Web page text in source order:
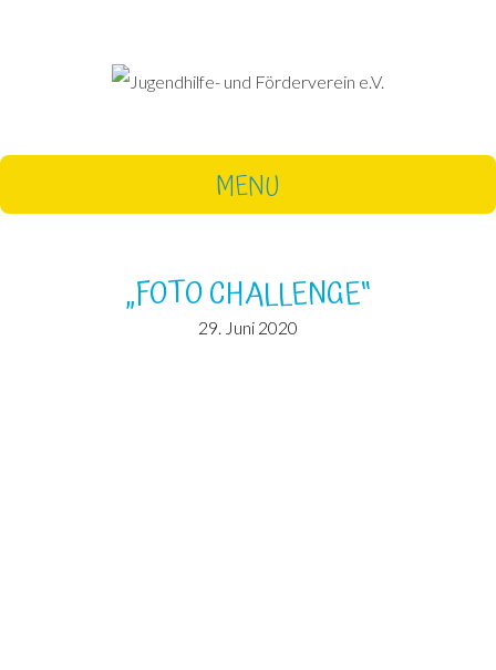
MENU
„FOTO CHALLENGE“
29. Juni 2020